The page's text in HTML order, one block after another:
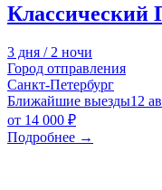
Классический
3 дня / 2 ночи
Город отправления
Санкт-Петербург
Ближайшие выезды12
от 14 000 ₽
Подробнее →